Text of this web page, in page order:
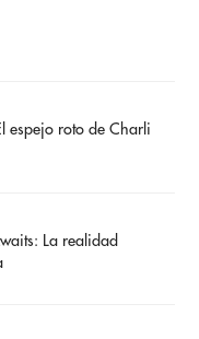
espejo roto de Charli
La realidad